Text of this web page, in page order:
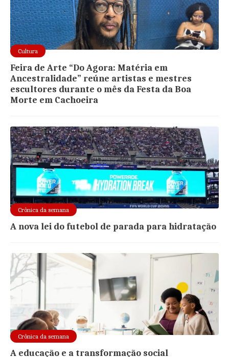
Cultura
Feira de Arte “Do Agora: Matéria em
Ancestralidade” reúne artistas e mestres
escultores durante o mês da Festa da Boa
Morte em Cachoeira
Crônica da semana
A nova lei do futebol de parada para hidratação
Crônica da semana
A educação e a transformação social